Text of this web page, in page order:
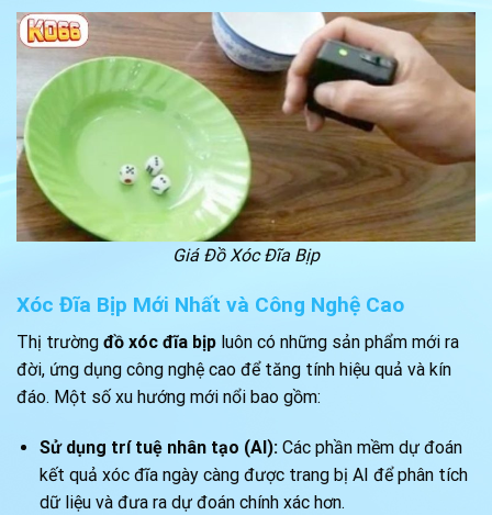
Giá Đồ Xóc Đĩa Bịp
Xóc Đĩa Bịp Mới Nhất và Công Nghệ Cao
Thị trường đồ xóc đĩa bịp luôn có những sản phẩm mới ra
đời, ứng dụng công nghệ cao để tăng tính hiệu quả và kín
đáo. Một số xu hướng mới nổi bao gồm:
Sử dụng trí tuệ nhân tạo (AI):Các phần mềm dự đoán
kết quả xóc đĩa ngày càng được trang bị AI để phân tích
dữ liệu và đưa ra dự đoán chính xác hơn.